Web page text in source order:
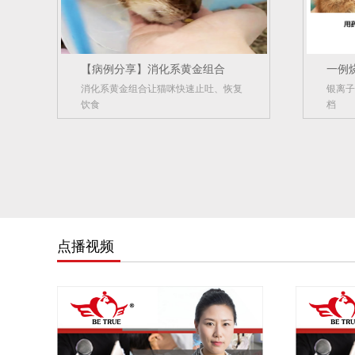
【病例分享】消化系黄金组合
消化系黄金组合让猫咪快速止吐、恢复
饮食
一例
银离
档
点播视频